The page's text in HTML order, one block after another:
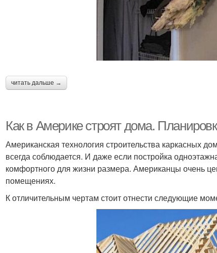
читать дальше →
Как в Америке строят дома.
Американская технология строительства каркасных
всегда соблюдается. И даже если постройка
комфортного для жизни размера. Американцы очень
помещениях.
К отличительным чертам стоит отнести следующие